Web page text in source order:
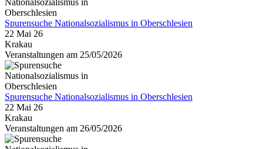
Spurensuche Nationalsozialismus in Oberschlesien
22 Mai 26
Krakau
Veranstaltungen am 25/05/2026
Spurensuche Nationalsozialismus in Oberschlesien
22 Mai 26
Krakau
Veranstaltungen am 26/05/2026